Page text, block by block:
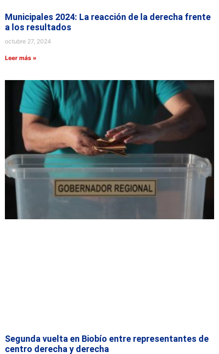
Municipales 2024: La reacción de la derecha frente
a los resultados
octubre 27, 2024
Leer más »
Segunda vuelta en Biobío entre representantes de
centro derecha y derecha